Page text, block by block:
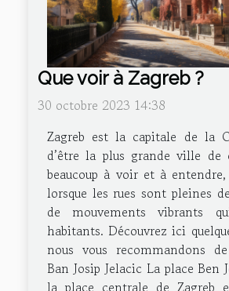
Que voir à Zagreb ?
30 octobre 2023 14:38
Zagreb est la capitale de la
d’être la plus grande ville
beaucoup à voir et à
lorsque les rues sont pleines
de mouvements vibrants
habitants. Découvrez ici
nous vous recommandons
Ban Josip Jelacic La place Ben
la place centrale de Zagreb